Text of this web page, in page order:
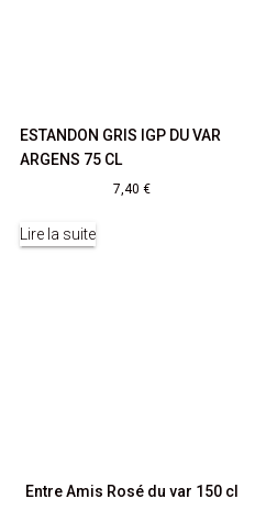
ESTANDON GRIS IGP DU VAR
ARGENS 75 CL
7,40 €
Lire la suite
Entre Amis Rosé du var 150 cl